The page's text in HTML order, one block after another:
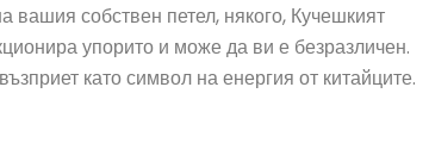
вашия собствен петел, някого, Кучешкият
упорито и може да ви е безразличен.
като символ на енергия от китайците.